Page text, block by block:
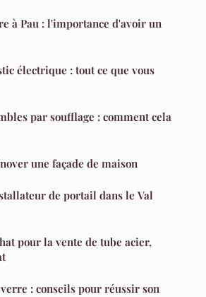
à Pau : l'importance d'avoir un
électrique : tout ce que vous
par soufflage : comment cela
une façade de maison
de portail dans le Val
pour la vente de tube acier,
: conseils pour réussir son